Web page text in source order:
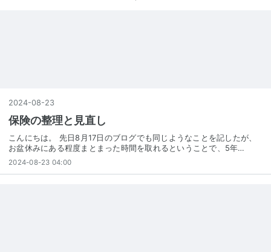
2024-08-23
保険の整理と見直し
こんにちは。 先日8月17日のブログでも同じようなことを記したが、
お盆休みにある程度まとまった時間を取れるということで、5年…
2024-08-23 04:00